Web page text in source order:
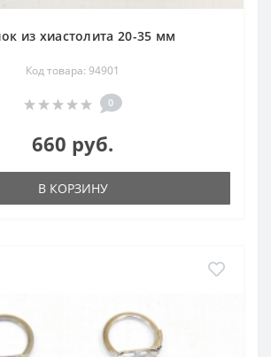
из хиастолита 20-35 мм
Код товара: 94901
0
660 руб.
В КОРЗИНУ